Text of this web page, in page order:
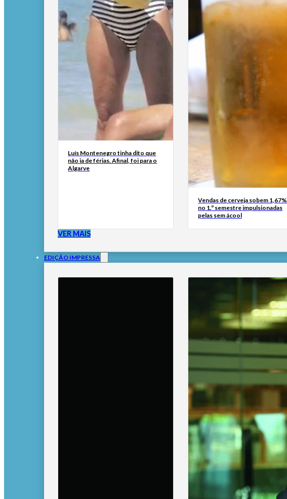
Luís Montenegro tinha dito que
não ia de férias. Afinal, foi para o
Algarve
Vendas de cerveja sobem 1,67%
no 1.º semestre impulsionadas
pelas sem ácool
VER MAIS
EDIÇÃO IMPRESSA